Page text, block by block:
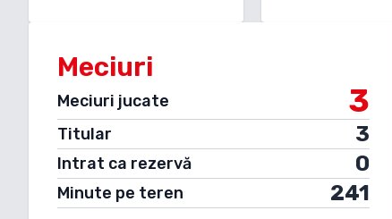
Meciuri
Meciuri jucate 3
Titular 3
Intrat ca rezervă 0
Minute pe teren 241